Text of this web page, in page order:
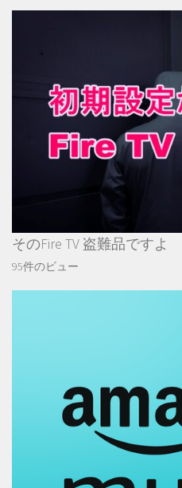
そのFire TV 盗難品です
95件のビュー